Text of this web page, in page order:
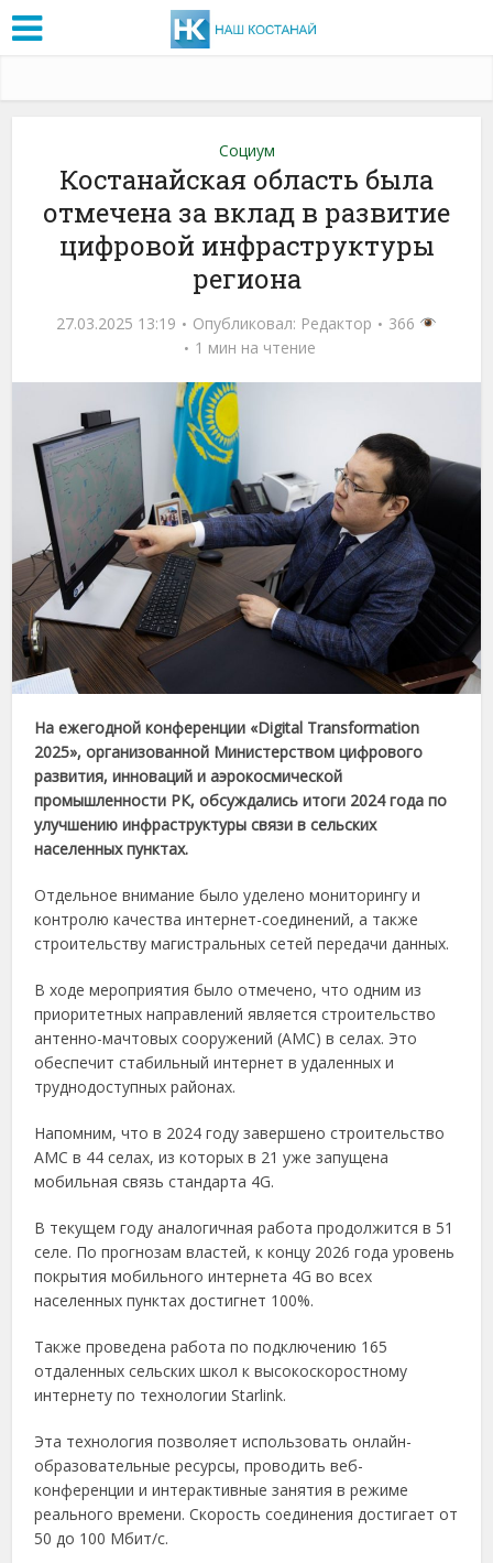
Социум
Костанайская область была
отмечена за вклад в развитие
цифровой инфраструктуры
региона
27.03.2025 13:19 Опубликовал: Редактор
366
1 мин на чтение
На ежегодной конференции «Digital Transformation
2025», организованной Министерством цифрового
развития, инноваций и аэрокосмической
промышленности РК, обсуждались итоги 2024 года по
улучшению инфраструктуры связи в сельских
населенных пунктах.
Отдельное внимание было уделено мониторингу и
контролю качества интернет-соединений, а также
строительству магистральных сетей передачи данных.
В ходе мероприятия было отмечено, что одним из
приоритетных направлений является строительство
антенно-мачтовых сооружений (АМС) в селах. Это
обеспечит стабильный интернет в удаленных и
труднодоступных районах.
Напомним, что в 2024 году завершено строительство
АМС в 44 селах, из которых в 21 уже запущена
мобильная связь стандарта 4G.
В текущем году аналогичная работа продолжится в 51
селе. По прогнозам властей, к концу 2026 года уровень
покрытия мобильного интернета 4G во всех
населенных пунктах достигнет 100%.
Также проведена работа по подключению 165
отдаленных сельских школ к высокоскоростному
интернету по технологии Starlink.
Эта технология позволяет использовать онлайн-
образовательные ресурсы, проводить веб-
конференции и интерактивные занятия в режиме
реального времени. Скорость соединения достигает от
50 до 100 Мбит/с.